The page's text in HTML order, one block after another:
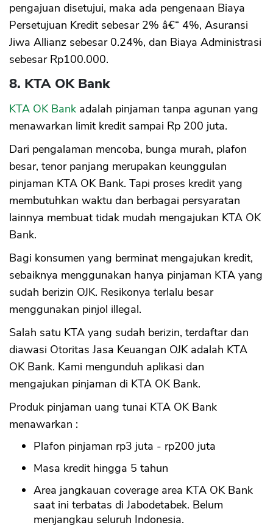
pengajuan disetujui, maka ada pengenaan Biaya
Persetujuan Kredit sebesar 2% â€“ 4%, Asuransi
Jiwa Allianz sebesar 0.24%, dan Biaya Administrasi
sebesar Rp100.000.
8. KTA OK Bank
KTA OK Bank adalah pinjaman tanpa agunan yang
menawarkan limit kredit sampai Rp 200 juta.
Dari pengalaman mencoba, bunga murah, plafon
besar, tenor panjang merupakan keunggulan
pinjaman KTA OK Bank. Tapi proses kredit yang
membutuhkan waktu dan berbagai persyaratan
lainnya membuat tidak mudah mengajukan KTA OK
Bank.
Bagi konsumen yang berminat mengajukan kredit,
sebaiknya menggunakan hanya pinjaman KTA yang
sudah berizin OJK. Resikonya terlalu besar
menggunakan pinjol illegal.
Salah satu KTA yang sudah berizin, terdaftar dan
diawasi Otoritas Jasa Keuangan OJK adalah KTA
OK Bank. Kami mengunduh aplikasi dan
mengajukan pinjaman di KTA OK Bank.
Produk pinjaman uang tunai KTA OK Bank
menawarkan :
Plafon pinjaman rp3 juta - rp200 juta
Masa kredit hingga 5 tahun
Area jangkauan coverage area KTA OK Bank
saat ini terbatas di Jabodetabek. Belum
menjangkau seluruh Indonesia.